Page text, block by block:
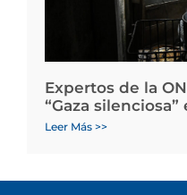
Expertos de la
“Gaza silenciosa”
Leer Más >>